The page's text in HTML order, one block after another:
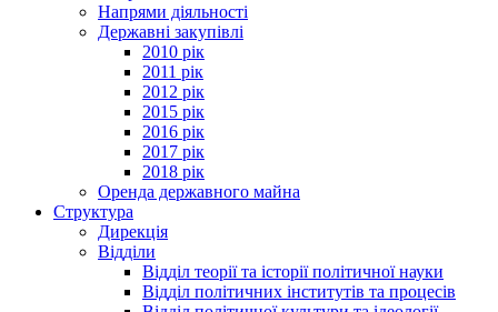
Напрями діяльності
Державні закупівлі
2010 рік
2011 рік
2012 рік
2015 рік
2016 рік
2017 рік
2018 рік
Оренда державного майна
Структура
Дирекція
Відділи
Відділ теорії та історії політичної науки
Відділ політичних інститутів та процесів